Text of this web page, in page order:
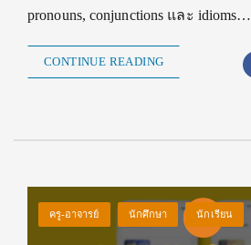
pronouns, conjunctions และ idioms…
CONTINUE READING
ครู-อาจารย์ นักศึกษา นักเรียน